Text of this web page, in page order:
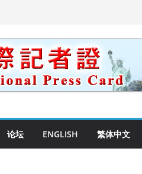
论坛 ENGLISH 繁体中文